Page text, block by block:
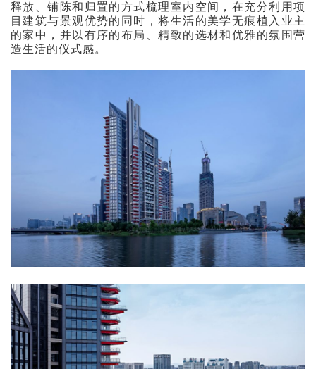
释放、铺陈和归置的方式梳理室内空间，在充分利用项
目建筑与景观优势的同时，将生活的美学无痕植入业主
的家中，并以有序的布局、精致的选材和优雅的氛围营
造生活的仪式感。